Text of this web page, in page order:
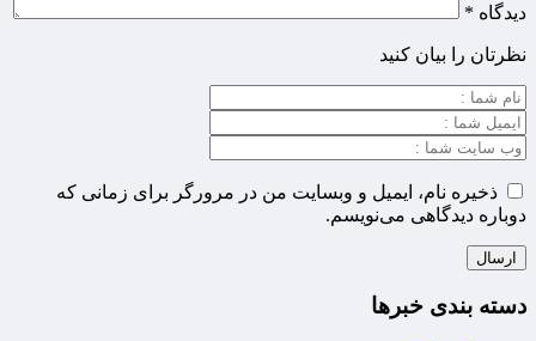
دیدگاه *
نظرتان را بیان کنید
ذخیره نام، ایمیل و وبسایت من در مرورگر برای زمانی که
دوباره دیدگاهی می‌نویسم.
دسته بندی خبرها